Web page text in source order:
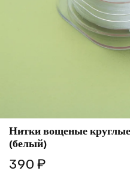
Нитки вощеные
(белый)
390 ₽